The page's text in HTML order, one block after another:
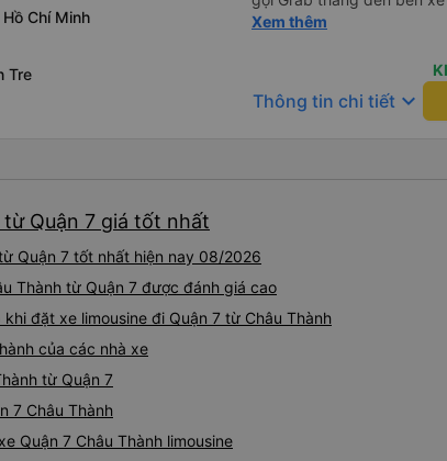
Chí Minh
Tre
không phải mang vác
Xem thêm
Thông tin chi tiết keyboard_arrow_down
Quận 7 giá tốt nhất
Quận 7 tốt nhất hiện nay 08/2026
Thành từ Quận 7 được đánh giá cao
đặt xe limousine đi Quận 7 từ Châu Thành
của các nhà xe
từ Quận 7
7 Châu Thành
Quận 7 Châu Thành limousine